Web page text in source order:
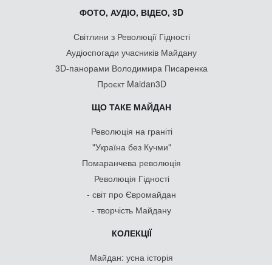
ФОТО, АУДІО, ВІДЕО, 3D
Світлини з Революції Гідності
Аудіоспогади учасників Майдану
3D-панорами Володимира Писаренка
Проєкт Maidan3D
ЩО ТАКЕ МАЙДАН
Революція на граніті
"Україна без Кучми"
Помаранчева революція
Революція Гідності
- світ про Євромайдан
- творчість Майдану
КОЛЕКЦІЇ
Майдан: усна історія